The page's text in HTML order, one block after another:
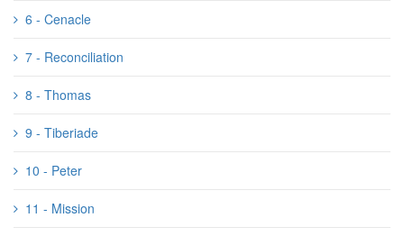
6 - Cenacle
7 - Reconciliation
8 - Thomas
9 - Tiberiade
10 - Peter
11 - Mission